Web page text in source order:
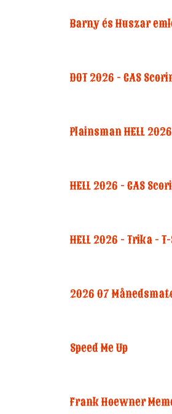
Barny és Huszar
DOT 2026 - CAS
Plainsman HELL 2026
HELL 2026 - CAS
HELL 2026 - Trika -
2026 07
Speed Me Up
Frank Hoewner